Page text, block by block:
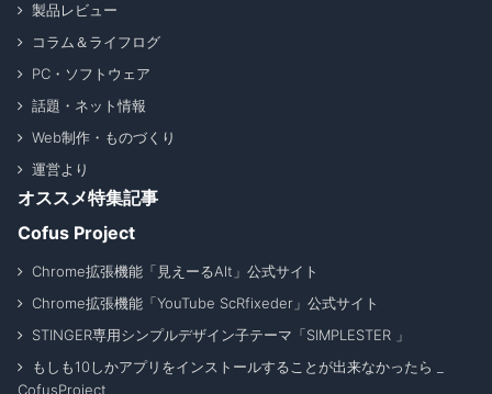
製品レビュー
コラム＆ライフログ
PC・ソフトウェア
話題・ネット情報
Web制作・ものづくり
運営より
オススメ特集記事
Cofus Project
Chrome拡張機能「見えーるAlt」公式サイト
Chrome拡張機能「YouTube ScRfixeder」公式サイト
STINGER専用シンプルデザイン子テーマ「SIMPLESTER 」
もしも10しかアプリをインストールすることが出来なかったら _
CofusProject